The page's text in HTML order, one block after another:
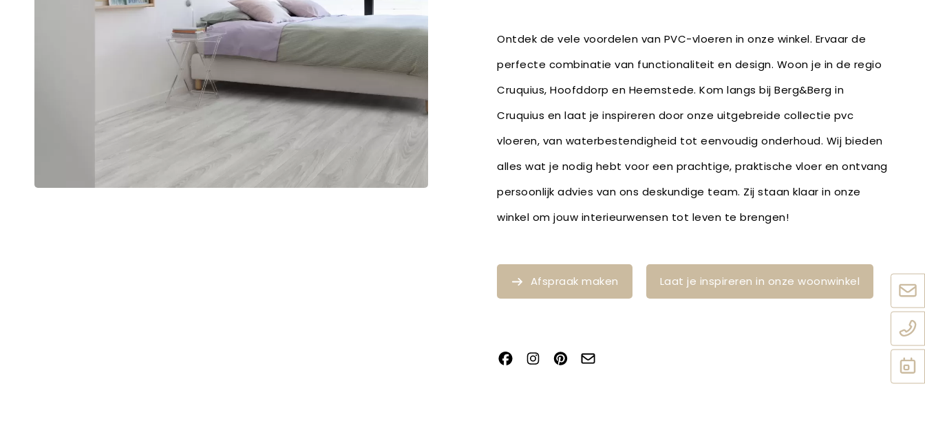
Ontdek de vele voordelen van PVC-vloeren in onze winkel. Ervaar de
perfecte combinatie van functionaliteit en design. Woon je in de regio
Cruquius, Hoofddorp en Heemstede. Kom langs bij Berg&Berg in
Cruquius en laat je inspireren door onze uitgebreide collectie pvc
vloeren, van waterbestendigheid tot eenvoudig onderhoud. Wij bieden
alles wat je nodig hebt voor een prachtige, praktische vloer en ontvang
persoonlijk advies van ons deskundige team. Zij staan klaar in onze
winkel om jouw interieurwensen tot leven te brengen!
Afspraak maken Laat je inspireren in onze woonwinkel